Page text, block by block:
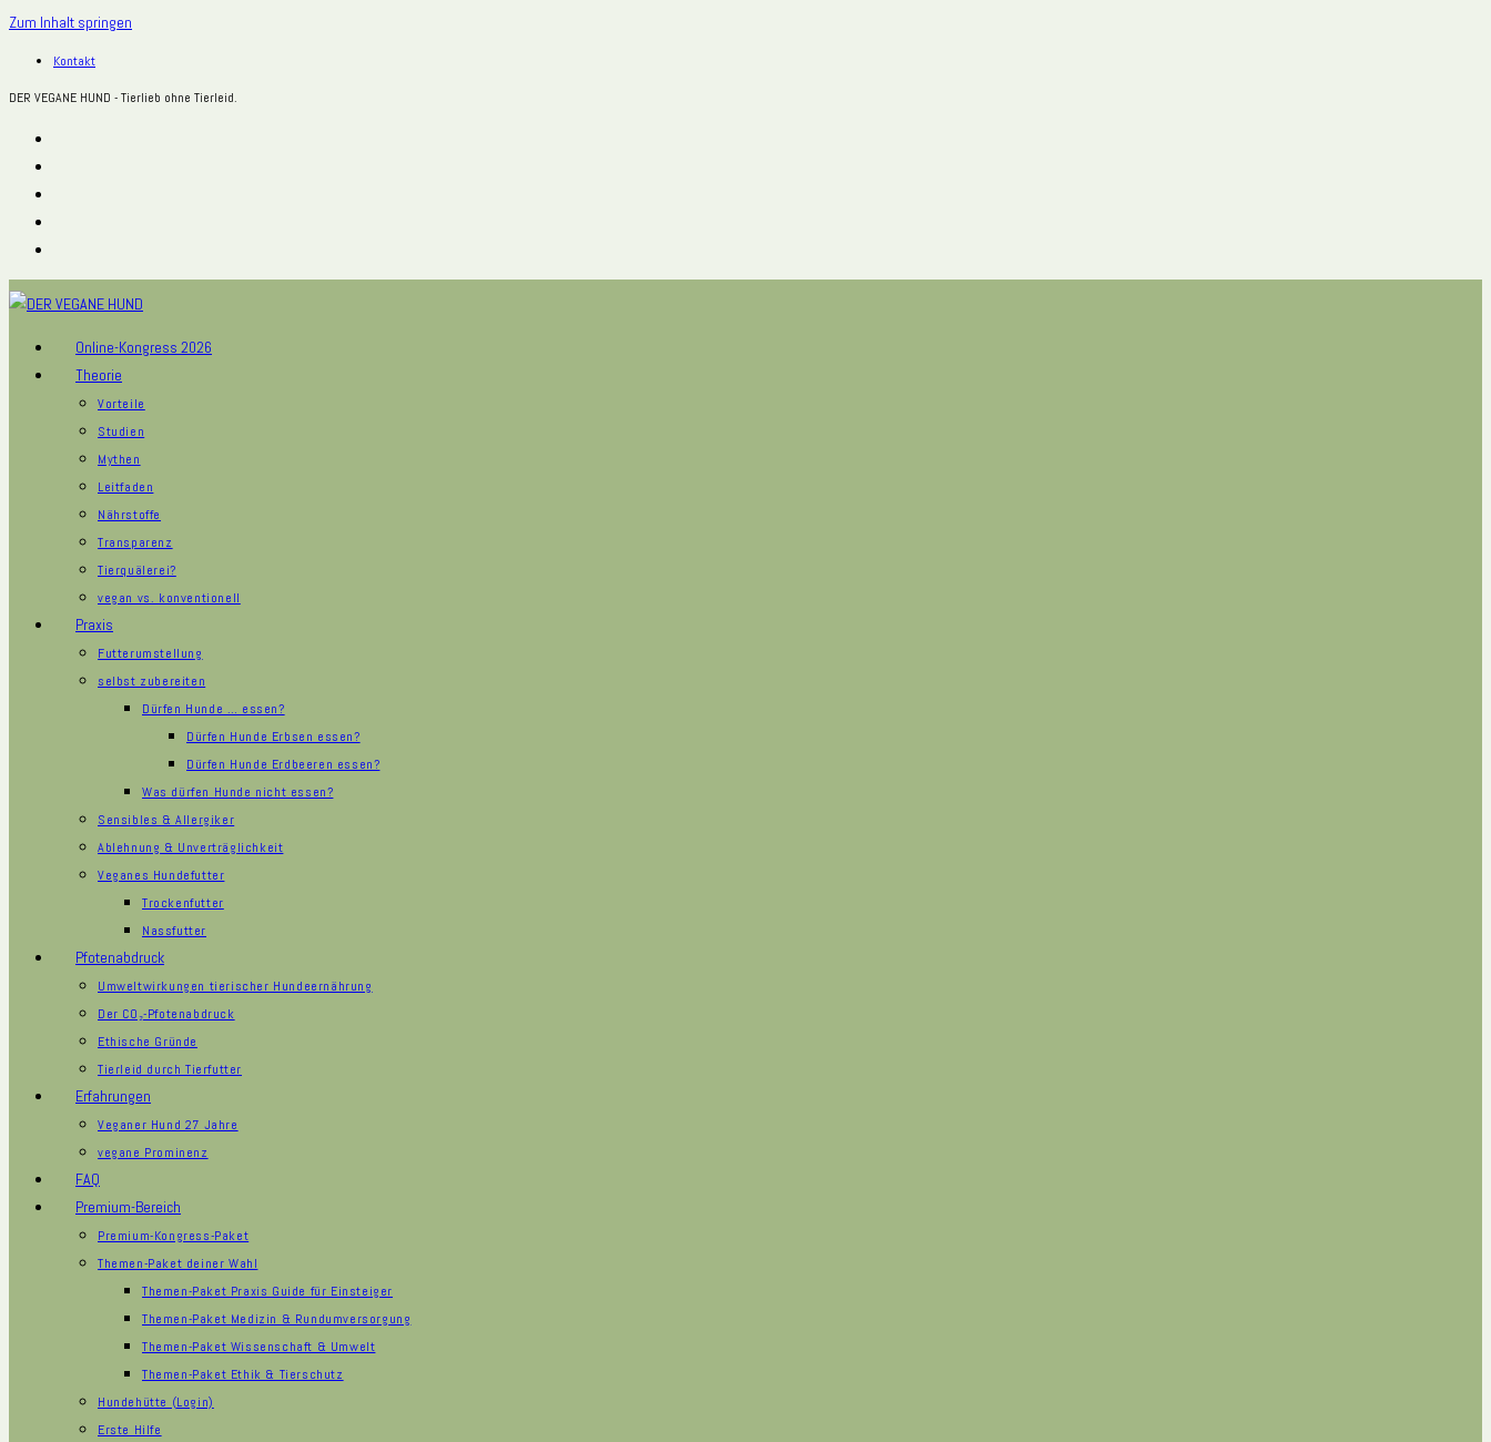
Zum Inhalt springen
Kontakt
DER VEGANE HUND - Tierlieb ohne Tierleid.
Online-Kongress 2026
Theorie
Vorteile
Studien
Mythen
Leitfaden
Nährstoffe
Transparenz
Tierquälerei?
vegan vs. konventionell
Praxis
Futterumstellung
selbst zubereiten
Dürfen Hunde … essen?
Dürfen Hunde Erbsen essen?
Dürfen Hunde Erdbeeren essen?
Was dürfen Hunde nicht essen?
Sensibles & Allergiker
Ablehnung & Unverträglichkeit
Veganes Hundefutter
Trockenfutter
Nassfutter
Pfotenabdruck
Umweltwirkungen tierischer Hundeernährung
Der CO₂-Pfotenabdruck
Ethische Gründe
Tierleid durch Tierfutter
Erfahrungen
Veganer Hund 27 Jahre
vegane Prominenz
FAQ
Premium-Bereich
Premium-Kongress-Paket
Themen-Paket deiner Wahl
Themen-Paket Praxis Guide für Einsteiger
Themen-Paket Medizin & Rundumversorgung
Themen-Paket Wissenschaft & Umwelt
Themen-Paket Ethik & Tierschutz
Hundehütte (Login)
Erste Hilfe